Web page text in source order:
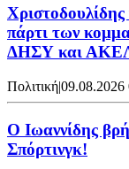
πάρτι των
ΔΗΣΥ και
Πολιτική|09.08.2026
Ο Ιωαννίδης
Σπόρτινγκ!